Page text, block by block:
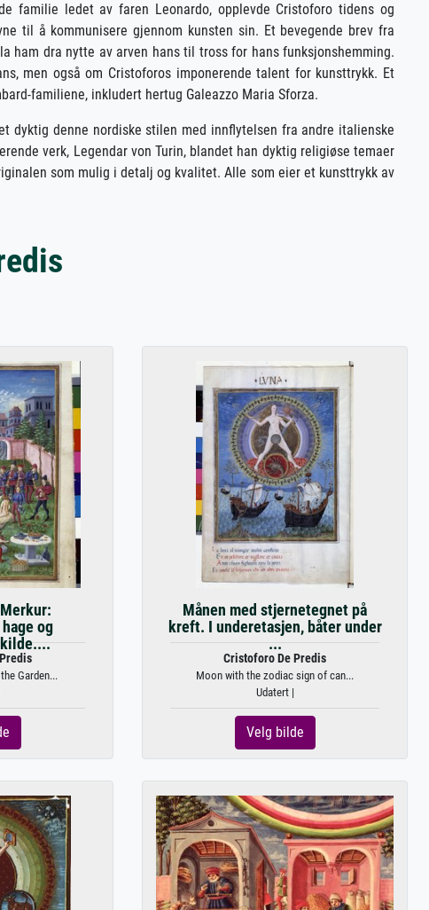
familie ledet av faren Leonardo, opplevde Cristoforo tidens og
til å kommunisere gjennom kunsten sin. Et bevegende brev fra
ham dra nytte av arven hans til tross for hans funksjonshemming.
men også om Cristoforos imponerende talent for kunsttrykk. Et
familiene, inkludert hertug Galeazzo Maria Sforza.
dyktig denne nordiske stilen med innflytelsen fra andre italienske
verk, Legendar von Turin, blandet han dyktig religiøse temaer
som mulig i detalj og kvalitet. Alle som eier et kunsttrykk av
og
kilde....
Garden...
Månen med stjernetegnet på
kreft. I underetasjen, båter under
...
Cristoforo De Predis
Moon with the zodiac sign of can...
Udatert |
Velg bilde